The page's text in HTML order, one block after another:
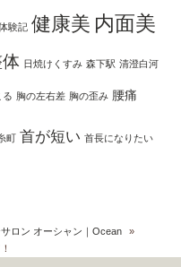
験記 健康美 内面美
日焼けくすみ 森下駅 清澄白河
る 胸の左右差 胸の歪み 腰痛
町 首が短い 首長になりたい
ロン オーシャン｜Ocean
»